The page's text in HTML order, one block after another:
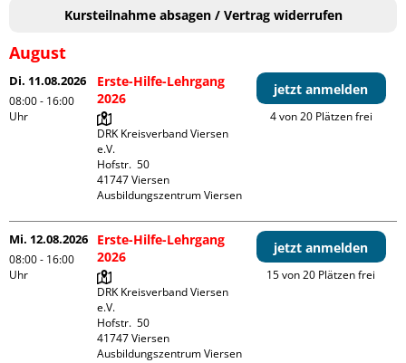
Kursteilnahme absagen / Vertrag widerrufen
August
Di. 11.08.2026
08:00 - 16:00
Uhr
Erste-Hilfe-Lehrgang
2026
DRK Kreisverband Viersen
e.V.
Hofstr.  50
41747 Viersen
Ausbildungszentrum Viersen
jetzt anmelden
4 von 20 Plätzen frei
Mi. 12.08.2026
08:00 - 16:00
Uhr
Erste-Hilfe-Lehrgang
2026
DRK Kreisverband Viersen
e.V.
Hofstr.  50
41747 Viersen
Ausbildungszentrum Viersen
jetzt anmelden
15 von 20 Plätzen frei